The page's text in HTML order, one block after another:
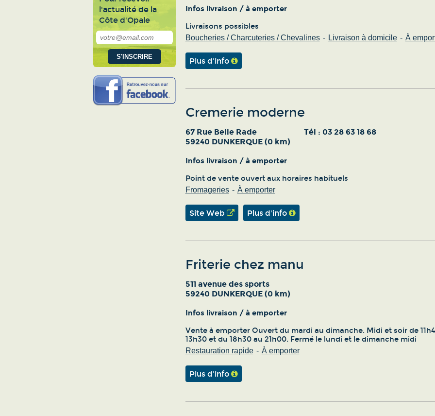
l'actualité de la
Côte d'Opale
Infos livraison / à emporter
Livraisons possibles
Boucheries / Charcuteries / Chevalines Livraison à domicile À
Plus d'info
Cremerie moderne
67 Rue Belle Rade
59240 DUNKERQUE (0 km)
Tél : 03 28 63 18 68
Infos livraison / à emporter
Point de vente ouvert aux horaires habituels
Fromageries À emporter
Site Web Plus d'info
Friterie chez manu
511 avenue des sports
59240 DUNKERQUE (0 km)
Infos livraison / à emporter
Vente à emporter Ouvert du mardi au dimanche. Midi et soir de
13h30 et du 18h30 au 21h00. Fermé le lundi et le dimanche midi
Restauration rapide À emporter
Plus d'info